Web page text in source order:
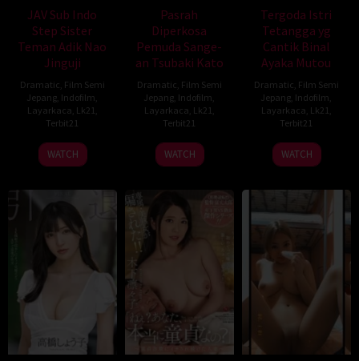
JAV Sub Indo
Step Sister
Teman Adik Nao
Jinguji
Dramatic Film Semi
Jepang Indofilm
Layarkaca Lk21
Terbit21
WATCH
Pasrah
Diperkosa
Pemuda Sange-
an Tsubaki Kato
Dramatic Film Semi
Jepang Indofilm
Layarkaca Lk21
Terbit21
WATCH
Tergoda Istri
Tetangga yg
Cantik Binal
Ayaka Mutou
Dramatic Film Semi
Jepang Indofilm
Layarkaca Lk21
Terbit21
WATCH